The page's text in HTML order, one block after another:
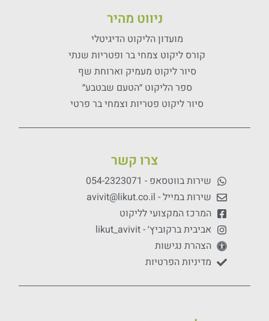
ניווט מהיר
מועדון הליקוט הדיגיטלי
קורס ליקוט צמחי בר ופטריות שנתי
סיור ליקוט מעמיק וארוחת שף
ספר הליקוט ״הטעם שבטבע״
סיור ליקוט פטריות וצמחי בר פרטי
צרו קשר
שירות בווטסאפ - 054-2323071
שירות במייל - avivit@likut.co.il
המרכז המקצועי לליקוט
אביבית ברקוביץ׳ - likut_avivit
הצהרת נגישות
מדיניות הפרטיות